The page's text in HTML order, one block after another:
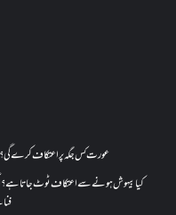
عورت کس جگہ پر اعتکاف کرے
کیا بیہوش ہونے سے اعتکاف ٹوٹ جاتا ہے؟